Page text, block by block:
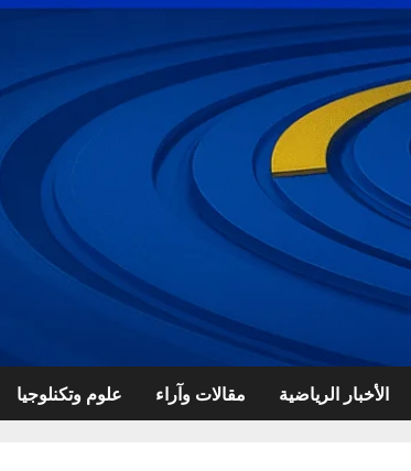
الأخبار الرياضية مقالات وآراء علوم وتكنلوجيا